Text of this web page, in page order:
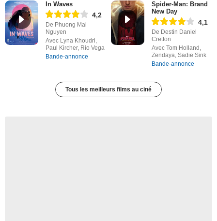
In Waves
4,2
De Phuong Mai
Nguyen
Avec Lyna Khoudri,
Paul Kircher, Rio Vega
Bande-annonce
Spider-Man: Brand
New Day
4,1
De Destin Daniel
Cretton
Avec Tom Holland,
Zendaya, Sadie Sink
Bande-annonce
Tous les meilleurs films au ciné